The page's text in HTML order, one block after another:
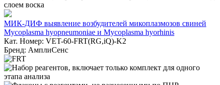
МИК-ДИФ выявление возбудителей микоплазмозов свиней
Mycoplasma hyopneumoniae и Mycoplasma hyorhinis
Кат. Номер: VET-60-FRT(RG,iQ)-K2
Бренд: АмплиСенс